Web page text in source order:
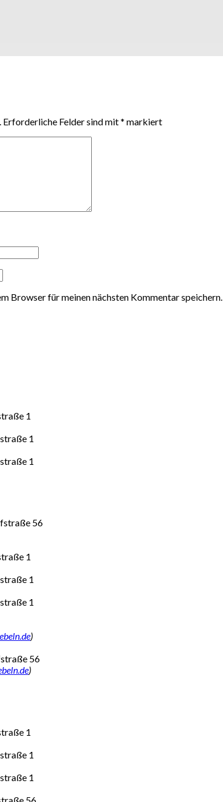
Erforderliche Felder sind mit* markiert
Browser für meinen nächsten Kommentar speichern.
1
1
1
56
1
1
1
)
56
)
1
1
1